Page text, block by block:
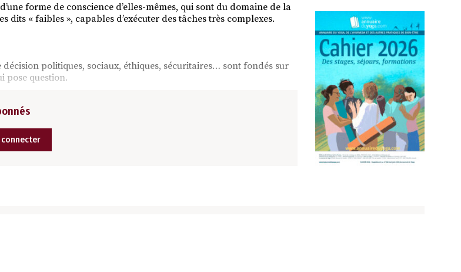
forme de conscience d’elles-mêmes, qui sont du domaine de la
dits « faibles », capables d’exécuter des tâches très complexes.
décision politiques, sociaux, éthiques, sécuritaires… sont fondés sur
pose question.
connecter